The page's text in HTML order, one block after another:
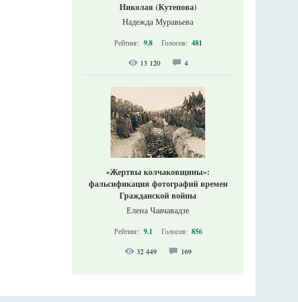
Николая (Кутепова)
Надежда Муравьева
Рейтинг: 9.8 Голосов: 481
13 120 4
«Жертвы колчаковщины»:
фальсификация фотографий времен
Гражданской войны
Елена Чавчавадзе
Рейтинг: 9.1 Голосов: 856
32 449 169